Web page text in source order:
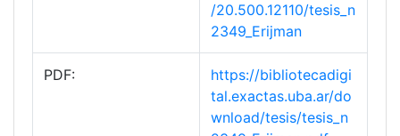
/20.500.12110/tesis_n
2349_Erijman
PDF:
https://bibliotecadigi
tal.exactas.uba.ar/do
wnload/tesis/tesis_n